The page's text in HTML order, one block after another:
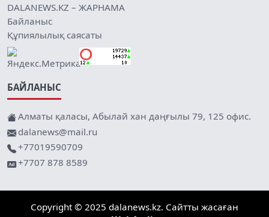
DALANEWS.KZ – ЖАРНАМА
Байланыс
Құпиялылық саясаты
БАЙЛАНЫС
Алматы қаласы, Абылай хан даңғылы 79, 125 офис.
dalanews@mail.ru
+77019590709
+7707 878 8589
Copyright © 2025 dalanews.kz. Сайтты жасаған